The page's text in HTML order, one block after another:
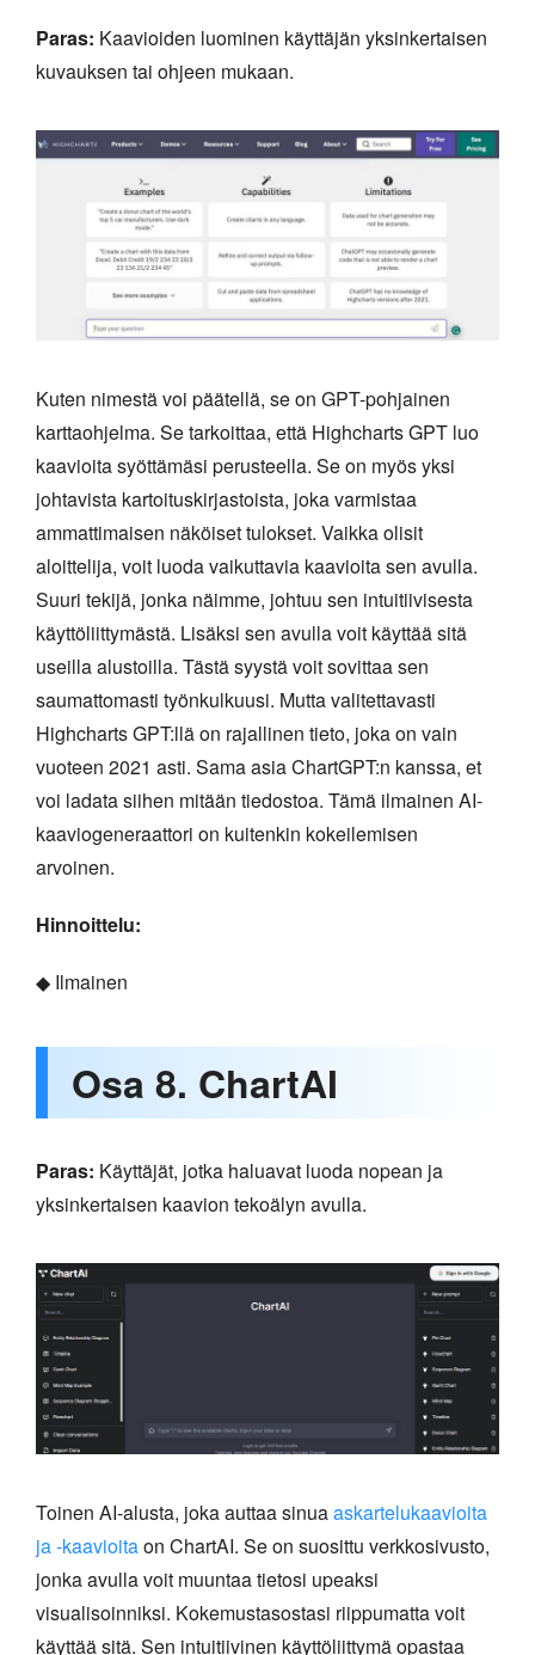
Paras: Kaavioiden luominen käyttäjän yksinkertaisen
kuvauksen tai ohjeen mukaan.
Kuten nimestä voi päätellä, se on GPT-pohjainen
karttaohjelma. Se tarkoittaa, että Highcharts GPT luo
kaavioita syöttämäsi perusteella. Se on myös yksi
johtavista kartoituskirjastoista, joka varmistaa
ammattimaisen näköiset tulokset. Vaikka olisit
aloittelija, voit luoda vaikuttavia kaavioita sen avulla.
Suuri tekijä, jonka näimme, johtuu sen intuitiivisesta
käyttöliittymästä. Lisäksi sen avulla voit käyttää sitä
useilla alustoilla. Tästä syystä voit sovittaa sen
saumattomasti työnkulkuusi. Mutta valitettavasti
Highcharts GPT:llä on rajallinen tieto, joka on vain
vuoteen 2021 asti. Sama asia ChartGPT:n kanssa, et
voi ladata siihen mitään tiedostoa. Tämä ilmainen AI-
kaaviogeneraattori on kuitenkin kokeilemisen
arvoinen.
Hinnoittelu:
◆ Ilmainen
Osa 8. ChartAI
Paras: Käyttäjät, jotka haluavat luoda nopean ja
yksinkertaisen kaavion tekoälyn avulla.
Toinen AI-alusta, joka auttaa sinuaaskartelukaavioita
ja -kaavioitaon ChartAI. Se on suosittu verkkosivusto,
jonka avulla voit muuntaa tietosi upeaksi
visualisoinniksi. Kokemustasostasi riippumatta voit
käyttää sitä. Sen intuitiivinen käyttöliittymä opastaa